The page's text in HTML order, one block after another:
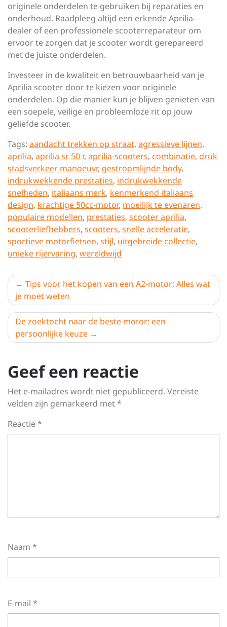
originele onderdelen te gebruiken bij reparaties en
onderhoud. Raadpleeg altijd een erkende Aprilia-
dealer of een professionele scooterreparateur om
ervoor te zorgen dat je scooter wordt gerepareerd
met de juiste onderdelen.
Investeer in de kwaliteit en betrouwbaarheid van je
Aprilia scooter door te kiezen voor originele
onderdelen. Op die manier kun je blijven genieten van
een soepele, veilige en probleemloze rit op jouw
geliefde scooter.
Tags: aandacht trekken op straat, agressieve lijnen,
aprilia, aprilia sr 50 r, aprilia-scooters, combinatie, druk
stadsverkeer manoeuvr, gestroomlijnde body,
indrukwekkende prestaties, indrukwekkende
snelheden, italiaans merk, kenmerkend italiaans
design, krachtige 50cc-motor, moeilijk te evenaren,
populaire modellen, prestaties, scooter aprilia,
scooterliefhebbers, scooters, snelle acceleratie,
sportieve motorfietsen, stijl, uitgebreide collectie,
unieke rijervaring, wereldwijd
Berichtnavigatie
Tips voor het kopen van een A2-motor: Alles wat
je moet weten
De zoektocht naar de beste motor: een
persoonlijke keuze
Geef een reactie
Het e-mailadres wordt niet gepubliceerd. Vereiste
velden zijn gemarkeerd met*
Reactie*
Naam *
E-mail *